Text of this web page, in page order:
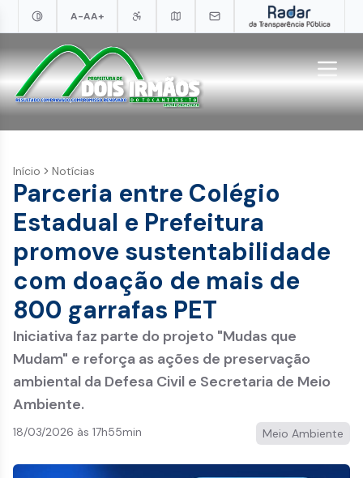
A-AA+
Início Notícias
Parceria entre Colégio
Estadual e Prefeitura
promove sustentabilidade
com doação de mais de
800 garrafas PET
Iniciativa faz parte do projeto "Mudas que
Mudam" e reforça as ações de preservação
ambiental da Defesa Civil e Secretaria de Meio
Ambiente.
18/03/2026 às 17h55min Meio Ambiente